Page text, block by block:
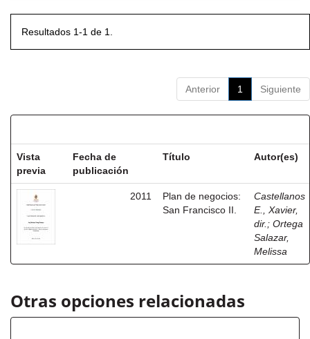
Resultados 1-1 de 1.
Anterior 1 Siguiente
Vista
previa
Fecha de
publicación
Título Autor(es)
2011
Plan de negocios:
San Francisco II.
Castellanos
E., Xavier,
dir. ; Ortega
Salazar,
Melissa
Otras opciones relacionadas